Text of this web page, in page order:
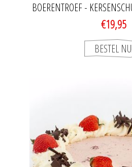
BOERENTROEF -
€19,95